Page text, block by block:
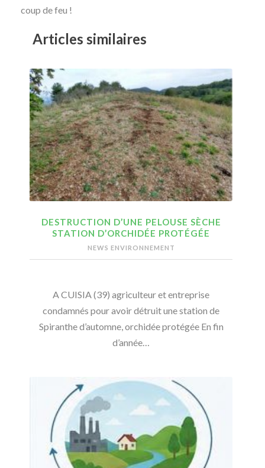
coup de feu !
Articles similaires
DESTRUCTION D’UNE PELOUSE SÈCHE
STATION D’ORCHIDÉE PROTÉGÉE
NEWS ENVIRONNEMENT
A CUISIA (39) agriculteur et entreprise
condamnés pour avoir détruit une station de
Spiranthe d’automne, orchidée protégée En fin
d’année…